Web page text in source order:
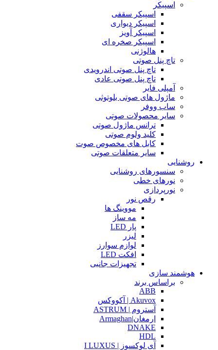
اسپیکر
اسپیکر سقفی
اسپیکر دیواری
اسپیکر آویز
اسپیکر صخره ای
هالوژنی
تاچ پنل صوتی
تاچ پنل صوتی اندرویدی
تاچ پنل صوتی عادی
آمپلی فایر
ماژول های صوتی بلوتوثی
ساب ووفر
سایر محصولات صوتی
ترانس ماژول صوتی
کلید ولوم صوتی
کابل های مخصوص صوت
سایر متعلقات صوتی
روشنایی
سنسورهای روشنایی
نورهای خطی
نورپردازی
رقص نور
مووینگ ها
مه ساز
پار LED
لیزر
لوازم سوارز
افکت LED
تجهیزات جانبی
هوشمند سازی
براساس برند
ABB
Akuvox | آکووکس
آستروم | ASTRUM
ارمغان|Armaghan
DNAKE
HDL
آی لوکسوز | I LUXUS